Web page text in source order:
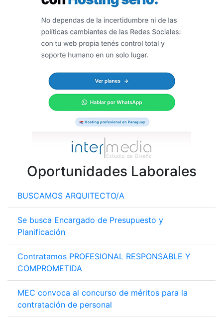
Oportunidades Laborales
BUSCAMOS ARQUITECTO/A
Se busca Encargado de Presupuesto y
Planificación
Contratamos PROFESIONAL RESPONSABLE Y
COMPROMETIDA
MEC convoca al concurso de méritos para la
contratación de personal